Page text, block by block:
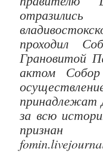
проходил
Грановитой
актом
принадлежат
за всю
признан